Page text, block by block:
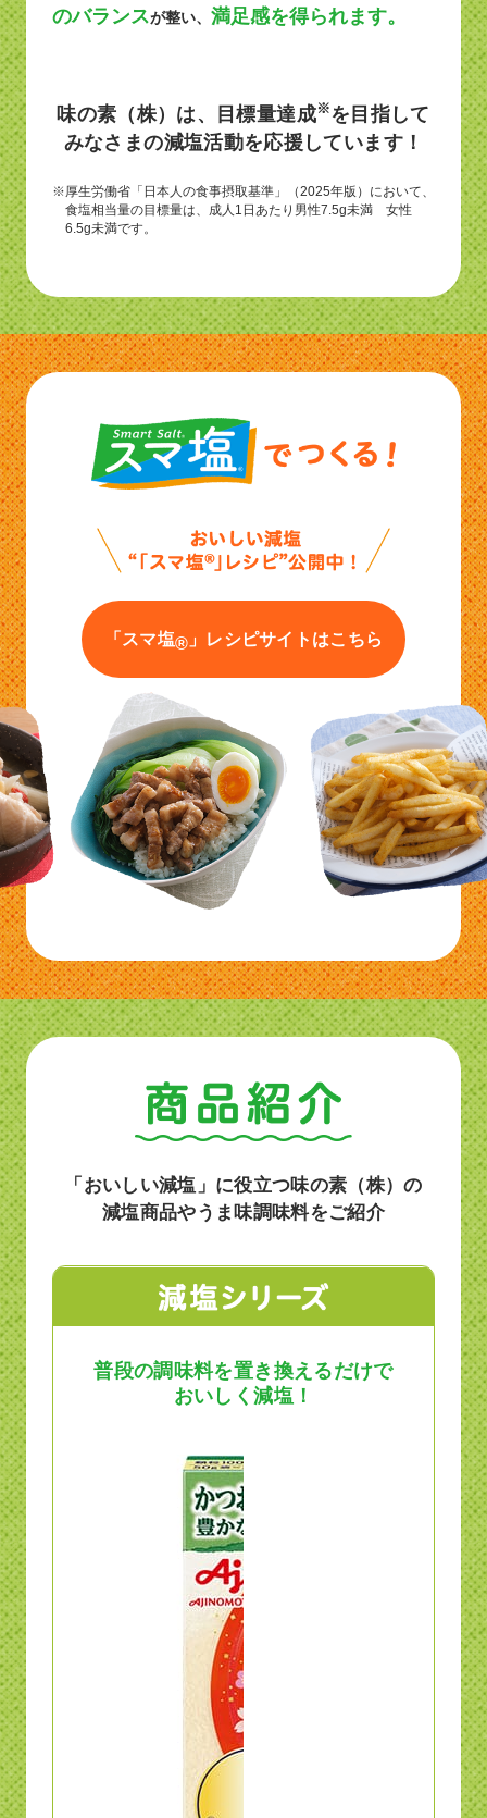
のバランスが整い、 満足感を得られます。
味の素（株）は、目標量達成※ を目指して
みなさまの減塩活動を応援しています！
※厚生労働省「日本人の食事摂取基準」（2025年版）において、
食塩相当量の目標量は、成人1日あたり男性7.5g未満 女性
6.5g未満です。
「スマ塩®」レシピサイトはこちら
「おいしい減塩」に役立つ味の素（株）の
減塩商品やうま味調味料をご紹介
普段の調味料を置き換えるだけで
おいしく減塩！